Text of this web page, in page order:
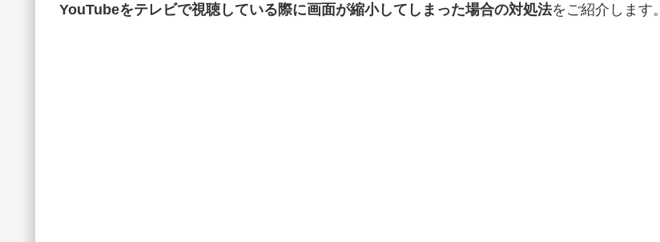
YouTubeをテレビで視聴している際に画面が縮小してしまった場合の対処法をご紹介します。